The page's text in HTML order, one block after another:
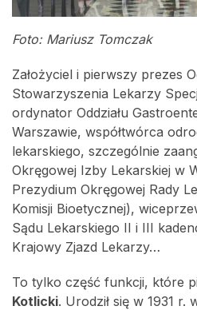
Foto: Mariusz Tomczak
Założyciel i pierwszy prezes
Stowarzyszenia Lekarzy
ordynator Oddziału
Warszawie, współtwórca
lekarskiego, szczególnie
Okręgowej Izby Lekarskiej w
Prezydium Okręgowej Rady
Komisji Bioetycznej),
Sądu Lekarskiego II i III
Krajowy Zjazd Lekarzy…
To tylko część funkcji, które
Kotlicki. Urodził się w 1931 r.